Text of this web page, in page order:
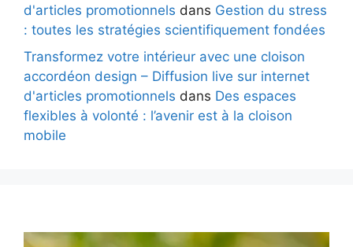
d'articles promotionnels dans Gestion du stress
: toutes les stratégies scientifiquement fondées
Transformez votre intérieur avec une cloison
accordéon design – Diffusion live sur internet
d'articles promotionnels dans Des espaces
flexibles à volonté : l’avenir est à la cloison
mobile